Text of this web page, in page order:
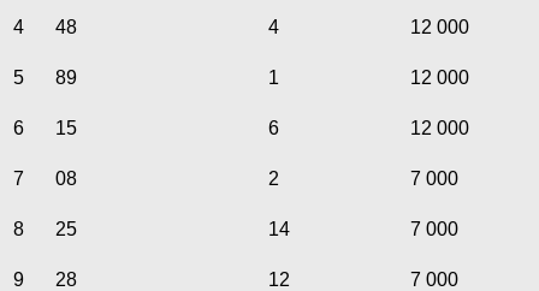
4 48 4 12 000
5 89 1 12 000
6 15 6 12 000
7 08 2 7 000
8 25 14 7 000
9 28 12 7 000